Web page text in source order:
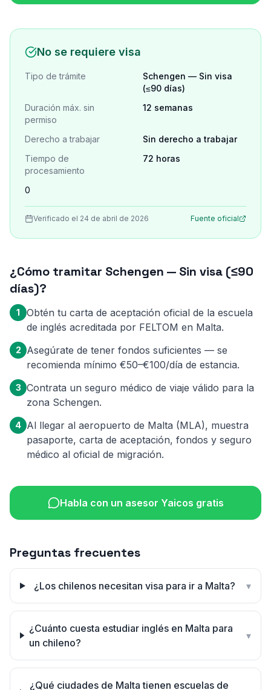
No se requiere visa
Tipo de trámite
Schengen — Sin visa
(≤90 días)
Duración máx. sin
permiso
12 semanas
Derecho a trabajar
Sin derecho a trabajar
Tiempo de
procesamiento
72 horas
0
Verificado el 24 de abril de 2026 Fuente oficial
¿Cómo tramitar Schengen — Sin visa (≤90
días)?
1
Obtén tu carta de aceptación oficial de la escuela
de inglés acreditada por FELTOM en Malta.
2
Asegúrate de tener fondos suficientes — se
recomienda mínimo €50–€100/día de estancia.
3 Contrata un seguro médico de viaje válido para la
zona Schengen.
4 Al llegar al aeropuerto de Malta (MLA), muestra
pasaporte, carta de aceptación, fondos y seguro
médico al oficial de migración.
Habla con un asesor Yaicos gratis
Preguntas frecuentes
¿Los chilenos necesitan visa para ir a Malta? ▾
¿Cuánto cuesta estudiar inglés en Malta para
un chileno?
▾
¿Qué ciudades de Malta tienen escuelas de